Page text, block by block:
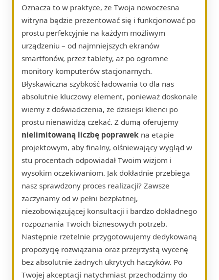
Oznacza to w praktyce, że Twoja nowoczesna
witryna będzie prezentować się i funkcjonować po
prostu perfekcyjnie na każdym możliwym
urządzeniu – od najmniejszych ekranów
smartfonów, przez tablety, aż po ogromne
monitory komputerów stacjonarnych.
Błyskawiczna szybkość ładowania to dla nas
absolutnie kluczowy element, ponieważ doskonale
wiemy z doświadczenia, że dzisiejsi klienci po
prostu nienawidzą czekać. Z dumą oferujemy
nielimitowaną liczbę poprawek na etapie
projektowym, aby finalny, olśniewający wygląd w
stu procentach odpowiadał Twoim wizjom i
wysokim oczekiwaniom. Jak dokładnie przebiega
nasz sprawdzony proces realizacji? Zawsze
zaczynamy od w pełni bezpłatnej,
niezobowiązującej konsultacji i bardzo dokładnego
rozpoznania Twoich biznesowych potrzeb.
Następnie rzetelnie przygotowujemy dedykowaną
propozycję rozwiązania oraz przejrzystą wycenę
bez absolutnie żadnych ukrytych haczyków. Po
Twojej akceptacji natychmiast przechodzimy do